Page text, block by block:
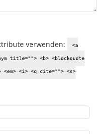
verwenden: <a
title=""> <b> <blockquote
<i> <q cite=""> <s>